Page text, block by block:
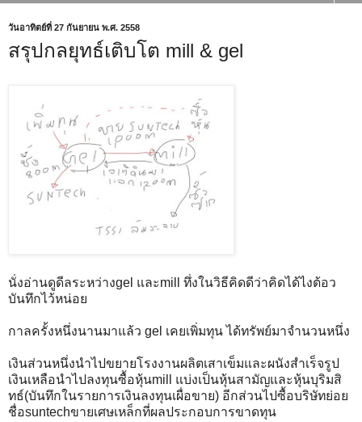
วันอาทิตย์ที่ 27 กันยายน พ.ศ. 2558
สรุปกลยุทธ์เติบโต mill & gel
นั่งอ่านดูดีลระหว่างgel และmill ทึ่งในวิธีคิดดีว่าคิดได้ไงต้อว
บันทึกไว้หน่อย
กาลครั้งหนึ่งนานมาแล้ว gel เคยเพิ่มทุน ได้ทรัพย์มาจำนวนหนึ่ง
เงินส่วนหนึ่งนำไปขยายโรงงานผลิตเสาเข็มและผนังสำเร็จรูป
เงินเหลือนำไปลงทุนซื้อหุ้นmill แบ่งเป็นหุ้นสามัญและหุ้นบุริมสิ
ทธ์(บันทึกในรายการเงินลงทุนเผื่อขาย) อีกส่วนไปซื้อบริษัทย่อย
ชื่อsuntechขายเศษเหล็กที่ผลประกอบการขาดทุน